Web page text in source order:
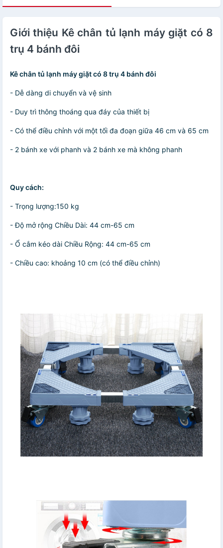
Giới thiệu Kê chân tủ lạnh máy giặt có 8
trụ 4 bánh đôi
Kê chân tủ lạnh máy giặt có 8 trụ 4 bánh đôi
- Dễ dàng di chuyển và vệ sinh
- Duy trì thông thoáng qua đáy của thiết bị
- Có thể điều chỉnh với một tối đa đoạn giữa 46 cm và 65 cm
- 2 bánh xe với phanh và 2 bánh xe mà không phanh
Quy cách:
- Trọng lượng:150 kg
- Độ mở rộng Chiều Dài: 44 cm-65 cm
- Ổ cắm kéo dài Chiều Rộng: 44 cm-65 cm
- Chiều cao: khoảng 10 cm (có thể điều chỉnh)